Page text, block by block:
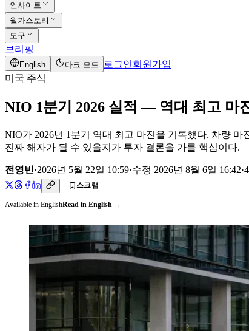
인사이트
월가스토리
도구
브리핑
English 다크 모드 로그인회원가입
미국 주식
NIO 1분기 2026 실적 — 역대 최고 마
NIO가 2026년 1분기 역대 최고 마진을 기록했다. 차량 마
진짜 해자가 될 수 있을지가 투자 결론을 가를 핵심이다.
전영빈·2026년 5월 22일 10:59·수정 2026년 8월 6일 16:42·4
스크랩
Available in EnglishRead in English →